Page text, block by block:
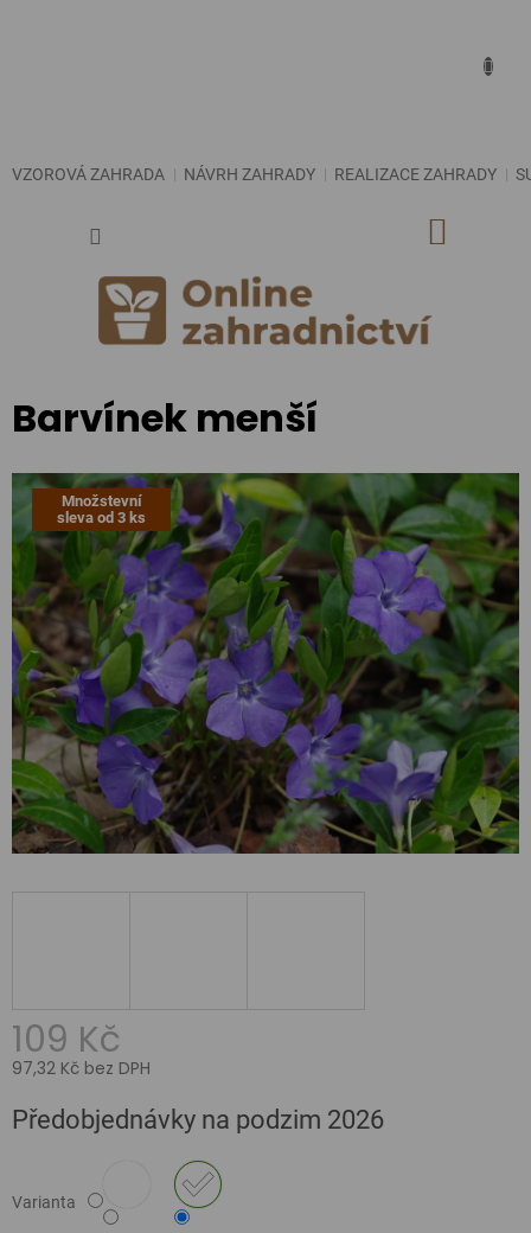
VZOROVÁ ZAHRADA NÁVRH ZAHRADY REALIZACE ZAHRADY
Barvínek menší
Množstevní
sleva od 3 ks
109 Kč
97,32 Kč bez DPH
cena:
Předobjednávky na podzim 2026
Varianta